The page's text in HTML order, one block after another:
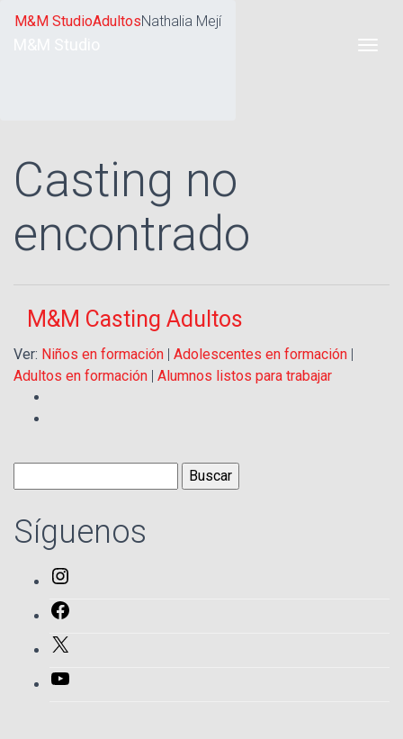
M&M StudioAdultosNathalia Mejí
Casting no
encontrado
M&M Casting Adultos
Ver: Niños en formación | Adolescentes en formación |
Adultos en formación | Alumnos listos para trabajar
Buscar:
Síguenos